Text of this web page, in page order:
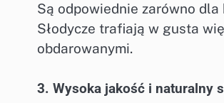
Są odpowiednie zarówno
Słodycze trafiają w gusta
obdarowanymi.
3. Wysoka jakość i naturalny